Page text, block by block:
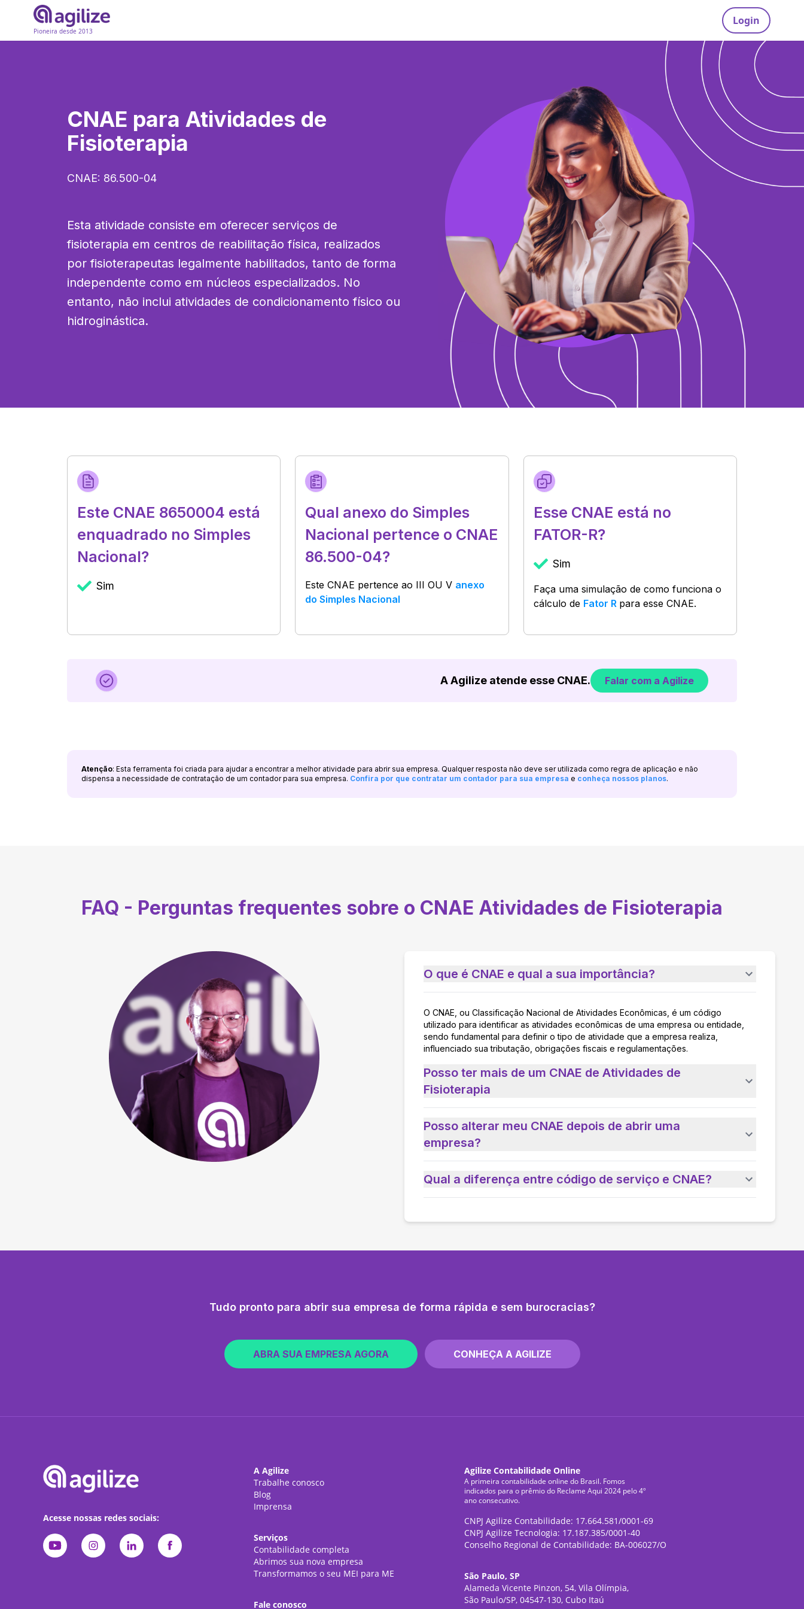
Pioneira desde 2013
Login
CNAE para Atividades de
Fisioterapia
CNAE: 86.500-04
Esta atividade consiste em oferecer serviços de
fisioterapia em centros de reabilitação física, realizados
por fisioterapeutas legalmente habilitados, tanto de forma
independente como em núcleos especializados. No
entanto, não inclui atividades de condicionamento físico ou
hidroginástica.
Este CNAE 8650004 está
enquadrado no Simples
Nacional?
Sim
Qual anexo do Simples
Nacional pertence o CNAE
86.500-04?
Este CNAE pertence ao III OU V anexo
do Simples Nacional
Esse CNAE está no
FATOR-R?
Sim
Faça uma simulação de como funciona o
cálculo de Fator R para esse CNAE.
A Agilize atende esse CNAE. Falar com a Agilize
Atenção: Esta ferramenta foi criada para ajudar a encontrar a melhor atividade para abrir sua empresa. Qualquer resposta não deve ser utilizada como regra de aplicação e não
dispensa a necessidade de contratação de um contador para sua empresa. Confira por que contratar um contador para sua empresa e conheça nossos planos.
FAQ - Perguntas frequentes sobre o CNAE Atividades de Fisioterapia
O que é CNAE e qual a sua importância?
O CNAE, ou Classificação Nacional de Atividades Econômicas, é um código
utilizado para identificar as atividades econômicas de uma empresa ou entidade,
sendo fundamental para definir o tipo de atividade que a empresa realiza,
influenciado sua tributação, obrigações fiscais e regulamentações.
Posso ter mais de um CNAE de Atividades de
Fisioterapia
Posso alterar meu CNAE depois de abrir uma
empresa?
Qual a diferença entre código de serviço e CNAE?
Tudo pronto para abrir sua empresa de forma rápida e sem burocracias?
ABRA SUA EMPRESA AGORA CONHEÇA A AGILIZE
Acesse nossas redes sociais:
A Agilize
Trabalhe conosco
Blog
Imprensa
Serviços
Contabilidade completa
Abrimos sua nova empresa
Transformamos o seu MEI para ME
Fale conosco
Agilize Contabilidade Online
A primeira contabilidade online do Brasil. Fomos
indicados para o prêmio do Reclame Aqui 2024 pelo 4º
ano consecutivo.
CNPJ Agilize Contabilidade: 17.664.581/0001-69
CNPJ Agilize Tecnologia: 17.187.385/0001-40
Conselho Regional de Contabilidade: BA-006027/O
São Paulo, SP
Alameda Vicente Pinzon, 54, Vila Olímpia,
São Paulo/SP, 04547-130, Cubo Itaú